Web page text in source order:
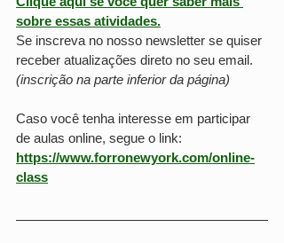
sobre essas atividades.
Se inscreva no nosso newsletter se quiser
receber atualizações direto no seu email.
(inscrição na parte inferior da página)
Caso você tenha interesse em participar
de aulas online, segue o link:
https://www.forronewyork.com/online-
class